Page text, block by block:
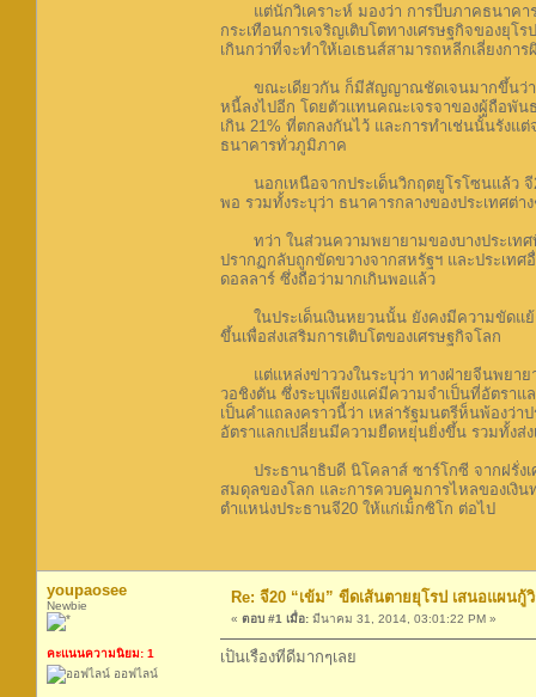
แต่นักวิเคราะห์ มองว่า การบีบภาคธนาคาร
กระเทือนการเจริญเติบโตทางเศรษฐกิจของยุ
เกินกว่าที่จะทำให้เอเธนส์สามารถหลีกเลี่ยงกา
ขณะเดียวกัน ก็มีสัญญาณชัดเจนมากขึ้นว่า พ
หนี้ลงไปอีก โดยตัวแทนคณะเจรจาของผู้ถือพัน
เกิน 21% ที่ตกลงกันไว้ และการทำเช่นนั้นรังแ
ธนาคารทั่วภูมิภาค
นอกเหนือจากประเด็นวิกฤตยูโรโซนแล้ว จี
พอ รวมทั้งระบุว่า ธนาคารกลางของประเทศต่า
ทว่า ในส่วนความพยายามของบางประเทศที่
ปรากฏกลับถูกขัดขวางจากสหรัฐฯ และประเทศ
ดอลลาร์ ซึ่งถือว่ามากเกินพอแล้ว
ในประเด็นเงินหยวนนั้น ยังคงมีความขัดแย้ง
ขึ้นเพื่อส่งเสริมการเติบโตของเศรษฐกิจโลก
แต่แหล่งข่าววงในระบุว่า ทางฝ่ายจีนพยาย
วอชิงตัน ซึ่งระบุเพียงแค่มีความจำเป็นที่อัตรา
เป็นคำแถลงคราวนี้ว่า เหล่ารัฐมนตรีห็นพ้องว่
อัตราแลกเปลี่ยนมีความยืดหยุ่นยิ่งขึ้น รวมทั้งส่
ประธานาธิบดี นิโคลาส์ ซาร์โกซี จากฝรั่งเ
สมดุลของโลก และการควบคุมการไหลของเงิ
ตำแหน่งประธานจี20 ให้แก่เม็กซิโก ต่อไป
youpaosee
Newbie
คะแนนความนิยม: 1
ออฟไลน์
Re: จี20 “เข้ม” ขีดเส้นตายยุโรป เสนอแผน
« ตอบ #1 เมื่อ: มีนาคม 31, 2014, 03:01:22 PM »
เป็นเรื่องที่ดีมากๆเลย